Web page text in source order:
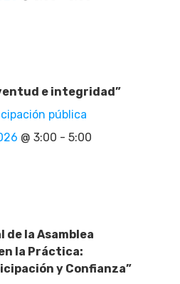
e integridad”
pública
@ 3:00 - 5:00
de la Asamblea
la Práctica:
y Confianza”